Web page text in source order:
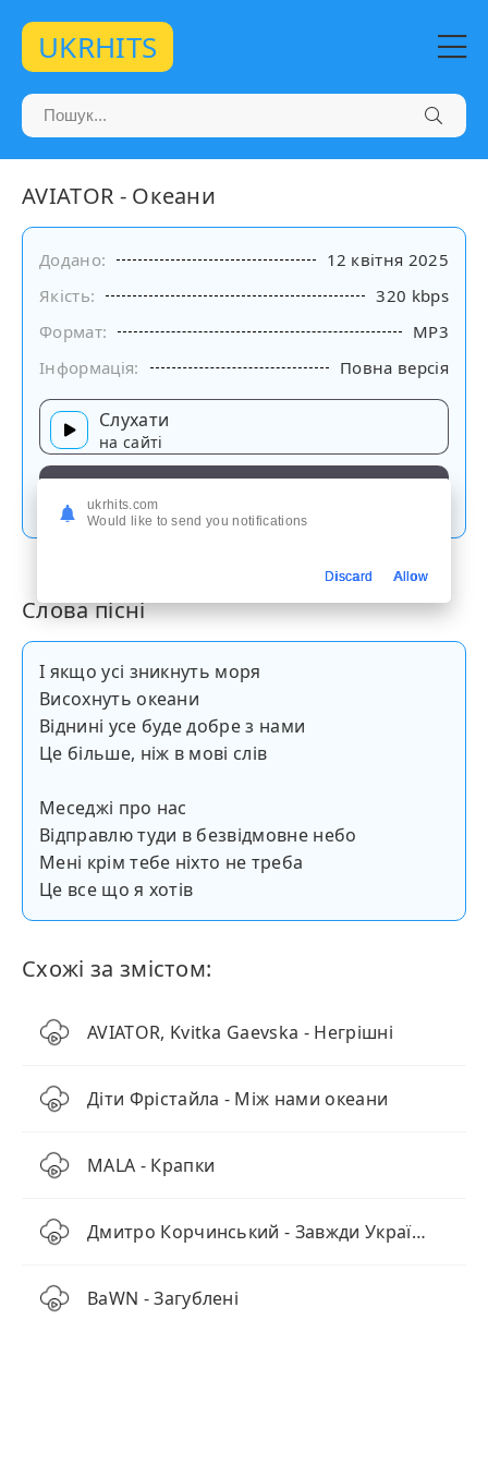
UKRHITS
AVIATOR - Океани
Додано:
12 квітня 2025
Якість:
320 kbps
Формат:
MP3
Інформація:
Повна версія
Слухати
на сайті
Слова пісні
І якщо усі зникнуть моря
Висохнуть океани
Віднині усе буде добре з нами
Це більше, ніж в мові слів
Меседжі про нас
Відправлю туди в безвідмовне небо
Мені крім тебе ніхто не треба
Це все що я хотів
Схожі за змістом:
AVIATOR, Kvitka Gaevska - Негрішні
Діти Фрістайла - Між нами океани
MALA - Крапки
Дмитро Корчинський - Завжди Україна буде!
BaWN - Загублені
ukrhits.com
Would like to send you notifications
Discard Allow